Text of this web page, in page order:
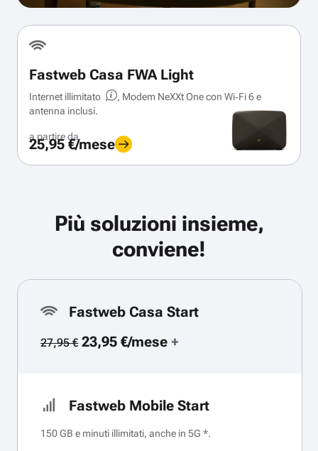
Fastweb Casa FWA Light
Internet illimitato
, Modem NeXXt One con Wi‑Fi 6 e
antenna inclusi.
a partire da
25,95 €/mese
Più soluzioni insieme,
conviene!
Fastweb Casa Start
27,95 €23,95 €/mese+
Fastweb Mobile Start
150 GB e minuti illimitati, anche in 5G *.